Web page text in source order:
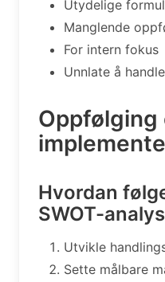
Utydelige
Manglende
For intern fokus
Unnlate å
Oppfølging
Hvordan
SWOT-
Utvikle
Sette målbare